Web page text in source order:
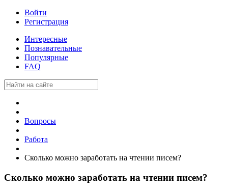
Войти
Регистрация
Интересные
Познавательные
Популярные
FAQ
Вопросы
Работа
Сколько можно заработать на чтении писем?
Сколько можно заработать на чтении писем?